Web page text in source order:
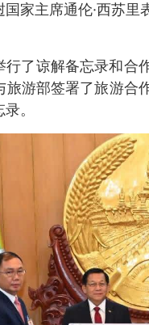
家主席通伦·西苏
行了谅解备忘录和合
旅游部签署了旅游
。